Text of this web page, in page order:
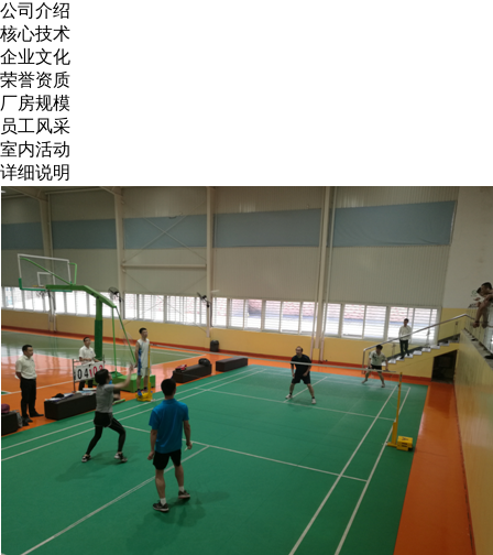
公司介绍
核心技术
企业文化
荣誉资质
厂房规模
员工风采
室内活动
详细说明